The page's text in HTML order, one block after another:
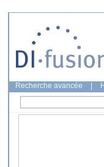
Recherche avancée